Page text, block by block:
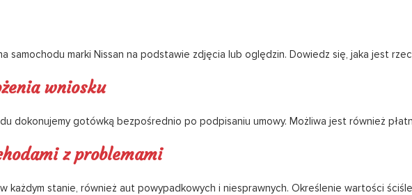
samochodu marki Nissan na podstawie zdjęcia lub oględzin. Dowiedz się, jaka jest
wniosku
dokonujemy gotówką bezpośrednio po podpisaniu umowy. Możliwa jest również
z problemami
każdym stanie, również aut powypadkowych i niesprawnych. Określenie wartości